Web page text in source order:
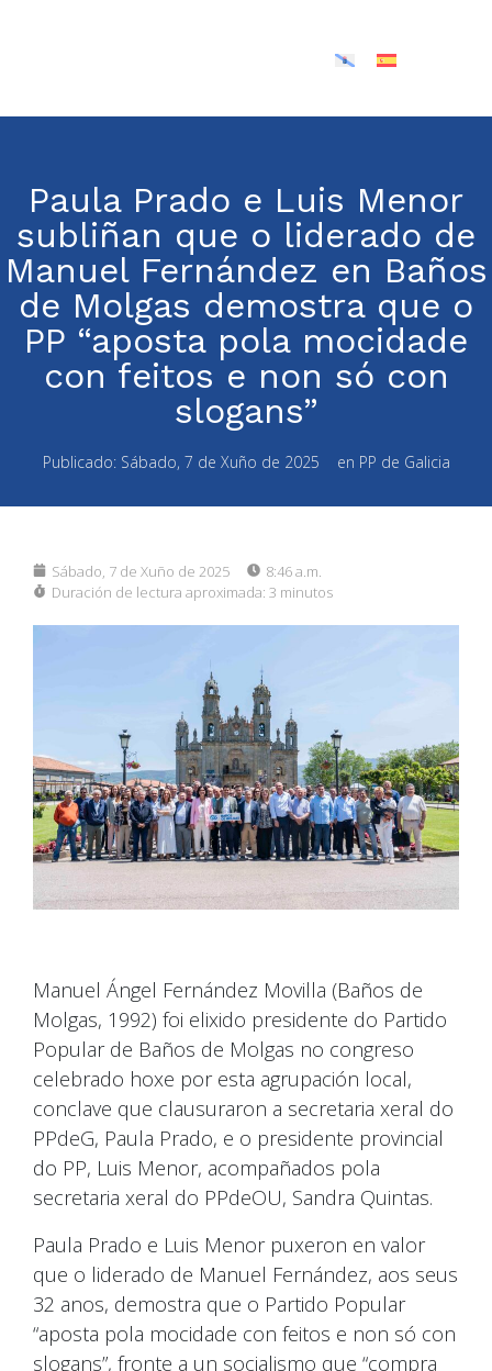
Paula Prado e Luis Menor
subliñan que o liderado de
Manuel Fernández en Baños
de Molgas demostra que o
PP “aposta pola mocidade
con feitos e non só con
slogans”
Publicado: Sábado, 7 de Xuño de 2025 en PP de Galicia
Sábado, 7 de Xuño de 2025
8:46 a.m.
Duración de lectura aproximada: 3 minutos
Manuel Ángel Fernández Movilla (Baños de
Molgas, 1992) foi elixido presidente do Partido
Popular de Baños de Molgas no congreso
celebrado hoxe por esta agrupación local,
conclave que clausuraron a secretaria xeral do
PPdeG, Paula Prado, e o presidente provincial
do PP, Luis Menor, acompañados pola
secretaria xeral do PPdeOU, Sandra Quintas.
Paula Prado e Luis Menor puxeron en valor
que o liderado de Manuel Fernández, aos seus
32 anos, demostra que o Partido Popular
“aposta pola mocidade con feitos e non só con
slogans”, fronte a un socialismo que “compra